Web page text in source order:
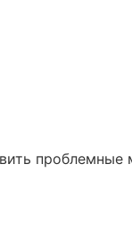
проблемные